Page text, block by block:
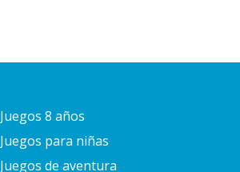
Juegos 8 años
Juegos para niñas
Juegos de aventura